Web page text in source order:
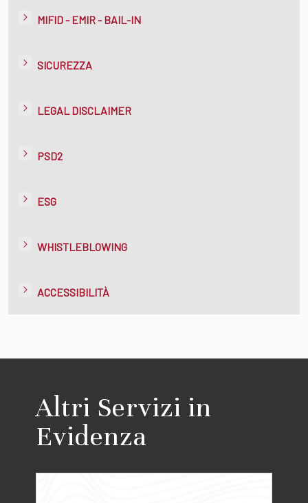
MIFID - EMIR - BAIL-IN
SICUREZZA
LEGAL DISCLAIMER
PSD2
ESG
WHISTLEBLOWING
ACCESSIBILITÀ
Altri Servizi in
Evidenza